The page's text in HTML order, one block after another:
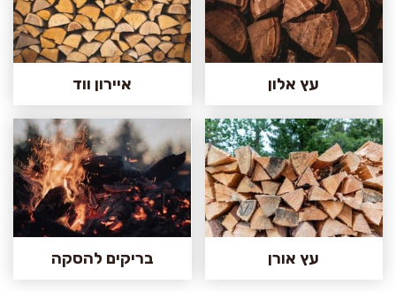
עץ אלון איירון ווד
עץ אורן בריקים להסקה